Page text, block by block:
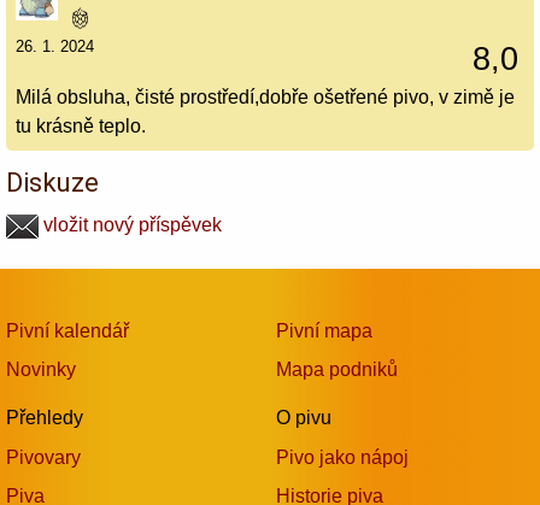
8,0
26. 1. 2024
Milá obsluha, čisté prostředí,dobře ošetřené pivo, v zimě je
tu krásně teplo.
Diskuze
vložit nový příspěvek
Pivní kalendář
Novinky
Přehledy
Pivovary
Piva
Pivní mapa
Mapa podniků
O pivu
Pivo jako nápoj
Historie piva